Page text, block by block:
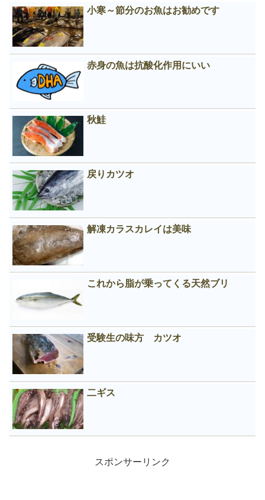
小寒～節分のお魚はお勧めです
赤身の魚は抗酸化作用にいい
秋鮭
戻りカツオ
解凍カラスカレイは美味
これから脂が乗ってくる天然ブリ
受験生の味方 カツオ
二ギス
スポンサーリンク